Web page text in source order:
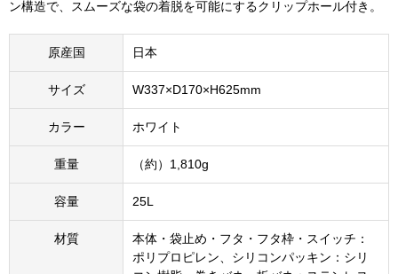
ン構造で、スムーズな袋の着脱を可能にするクリップホール付き。
原産国 日本
サイズ W337×D170×H625mm
カラー ホワイト
重量 （約）1,810g
容量 25L
材質
本体・袋止め・フタ・フタ枠・スイッチ：
ポリプロピレン、シリコンパッキン：シリ